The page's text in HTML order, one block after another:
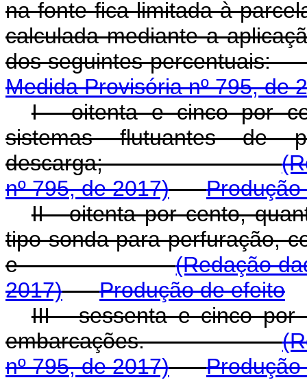
na fonte fica limitada à
calculada mediante a
dos seguintes
Medida Provisória nº 795, de
I - oitenta e cinco por
sistemas flutuantes de
descarga;
nº 795, de 2017)
II - oitenta por cento,
tipo sonda para perfuração,
e(Redação
2017)
Produção de efeito
III - sessenta e cinco por
embarcações.
nº 795, de 2017)